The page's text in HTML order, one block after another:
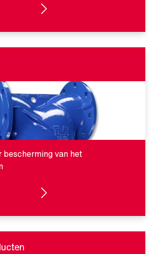
BEKIJK PRODUCTEN
van het
BEKIJK PRODUCTEN